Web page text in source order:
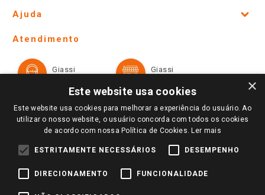
Lojas Físicas e Horários
Ofertas
Televendas
Notícias
Perguntas frequentes
Identidade Visual
Ajuda
Formas de Pagamento
Trocas e Devoluções
Atendimento
Giassi
Giassi
Redes Sociais
×
Este website usa cookies
Este website usa cookies para melhorar a experiência do usuário. Ao
utilizar o nosso website, o usuário concorda com todos os cookies
de acordo com nossa Política de Cookies. Ler mais
ESTRITAMENTE NECESSÁRIOS DESEMPENHO
DIRECIONAMENTO FUNCIONALIDADE